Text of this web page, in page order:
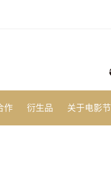
作 衍生品 关于电影节